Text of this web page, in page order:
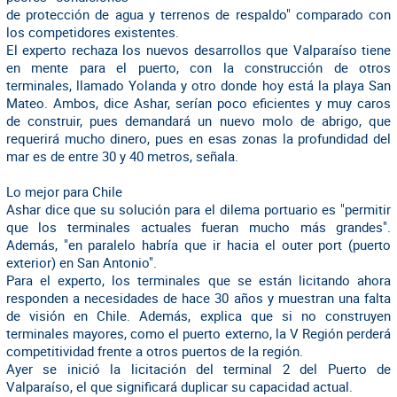
de protección de agua y terrenos de respaldo" comparado con
los competidores existentes.
El experto rechaza los nuevos desarrollos que Valparaíso tiene
en mente para el puerto, con la construcción de otros
terminales, llamado Yolanda y otro donde hoy está la playa San
Mateo. Ambos, dice Ashar, serían poco eficientes y muy caros
de construir, pues demandará un nuevo molo de abrigo, que
requerirá mucho dinero, pues en esas zonas la profundidad del
mar es de entre 30 y 40 metros, señala.
Lo mejor para Chile
Ashar dice que su solución para el dilema portuario es "permitir
que los terminales actuales fueran mucho más grandes".
Además, "en paralelo habría que ir hacia el outer port (puerto
exterior) en San Antonio".
Para el experto, los terminales que se están licitando ahora
responden a necesidades de hace 30 años y muestran una falta
de visión en Chile. Además, explica que si no construyen
terminales mayores, como el puerto externo, la V Región perderá
competitividad frente a otros puertos de la región.
Ayer se inició la licitación del terminal 2 del Puerto de
Valparaíso, el que significará duplicar su capacidad actual.